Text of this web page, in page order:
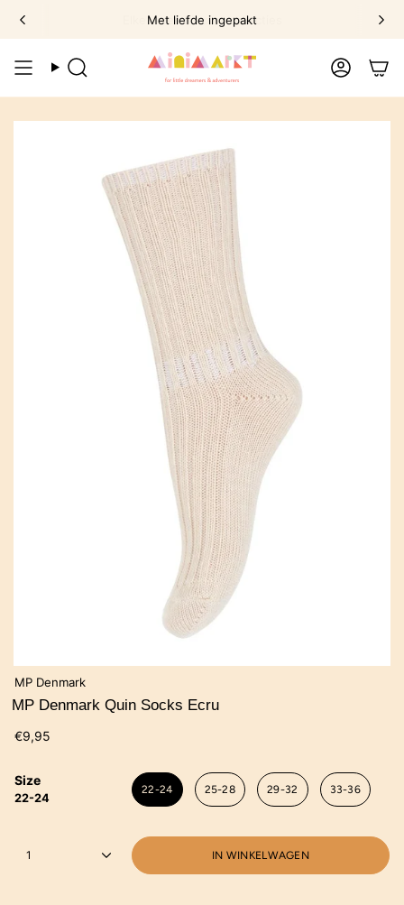
naar
Met liefde ingepakt
Zoek Account
MP Denmark
MP Denmark Quin Socks Ecru
€9,95
Size
22-24
22-24 25-28 29-32 33-36
1 IN WINKELWAGEN